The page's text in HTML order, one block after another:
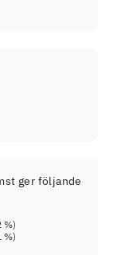
ger följande
%)
%)